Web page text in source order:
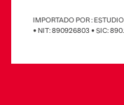
IMPORTADO POR :
• NIT: 890926803 • SIC: